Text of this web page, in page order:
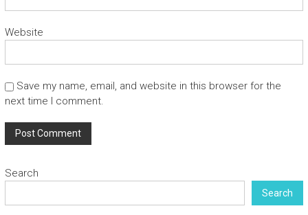
Website
Save my name, email, and website in this browser for the
next time I comment.
Search
Search